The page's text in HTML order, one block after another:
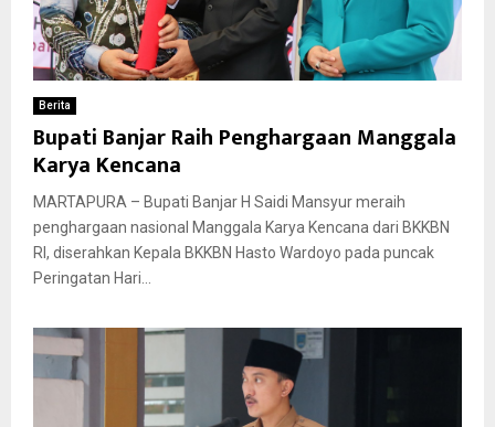
Berita
Bupati Banjar Raih Penghargaan Manggala
Karya Kencana
MARTAPURA – Bupati Banjar H Saidi Mansyur meraih
penghargaan nasional Manggala Karya Kencana dari BKKBN
RI, diserahkan Kepala BKKBN Hasto Wardoyo pada puncak
Peringatan Hari...